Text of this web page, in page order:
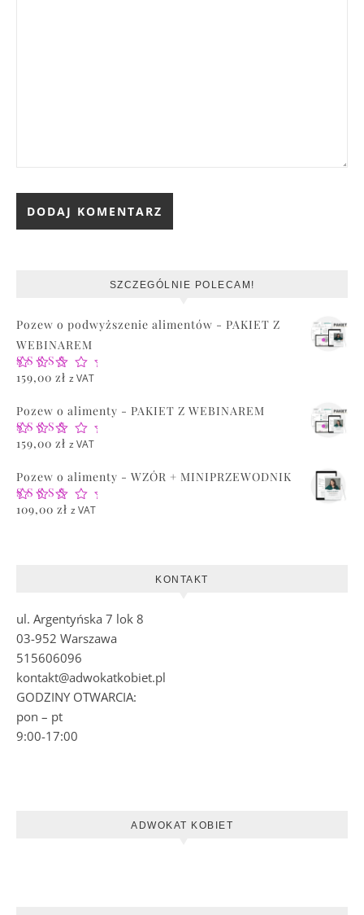
SZCZEGÓLNIE POLECAM!
Pozew o podwyższenie alimentów - PAKIET Z
WEBINAREM
Oceniono
5.00
159,00 zł z VAT
Pozew o alimenty - PAKIET Z WEBINAREM
Oceniono
5.00
159,00 zł z VAT
Pozew o alimenty - WZÓR + MINIPRZEWODNIK
Oceniono
5.00
109,00 zł z VAT
KONTAKT
ul. Argentyńska 7 lok 8
03-952 Warszawa
515606096
kontakt@adwokatkobiet.pl
GODZINY OTWARCIA:
pon – pt
9:00-17:00
ADWOKAT KOBIET